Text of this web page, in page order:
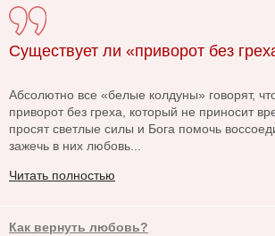
Существует ли «приворот без
Абсолютно все «белые колдуны» говорят,
приворот без греха, который не приносит
просят светлые силы и Бога помочь
зажечь в них любовь...
Читать полностью
Как вернуть любовь?